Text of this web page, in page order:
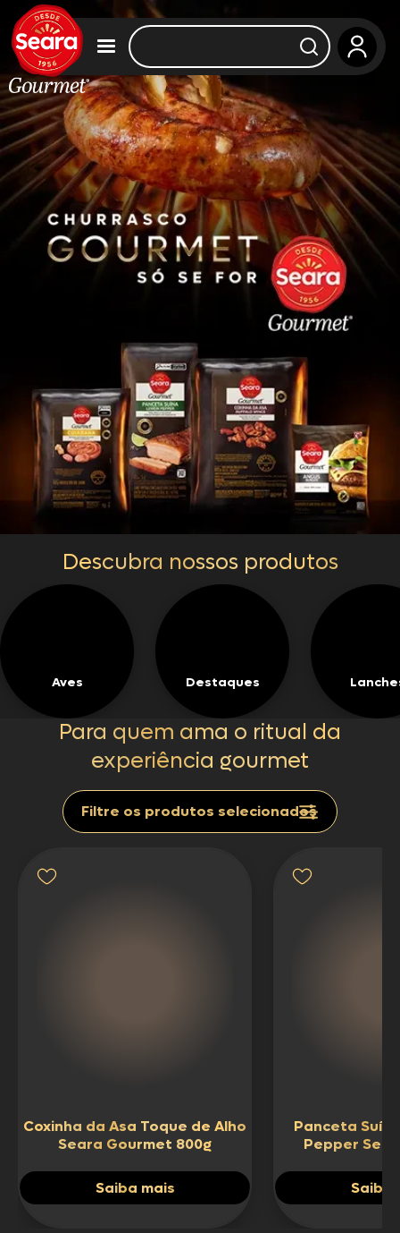
Descubra nossos produtos
Aves Destaques
Para quem ama o ritual da
experiência gourmet
Abrir lista de prateleiras
Filtre os produtos selecionados
Coxinha da Asa Toque de Alho
Seara Gourmet 800g
Saiba mais
Panceta
Pepper
Saiba